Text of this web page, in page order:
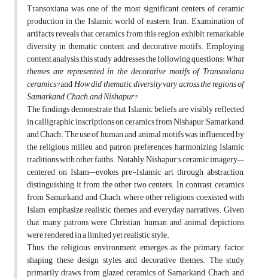
Transoxiana was one of the most significant centers of ceramic
production in the Islamic world of eastern Iran. Examination of
artifacts reveals that ceramics from this region exhibit remarkable
diversity in thematic content and decorative motifs. Employing
content analysis, this study addresses the following questions:What
themes are represented in the decorative motifs of Transoxiana
ceramics?andHow did thematic diversity vary across the regions of
Samarkand, Chach, and Nishapur?
The findings demonstrate that Islamic beliefs are visibly reflected
in calligraphic inscriptions on ceramics from Nishapur, Samarkand,
and Chach. The use of human and animal motifs was influenced by
the religious milieu and patron preferences, harmonizing Islamic
traditions with other faiths. Notably, Nishapur's ceramic imagery—
centered on Islam—evokes pre-Islamic art through abstraction,
distinguishing it from the other two centers. In contrast, ceramics
from Samarkand and Chach, where other religions coexisted with
Islam, emphasize realistic themes and everyday narratives. Given
that many patrons were Christian, human and animal depictions
were rendered in a limited yet realistic style.
Thus, the religious environment emerges as the primary factor
shaping these design styles and decorative themes. The study
primarily draws from glazed ceramics of Samarkand, Chach, and